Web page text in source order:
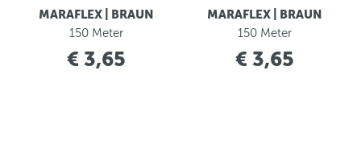
MARAFLEX | BRAUN
150 Meter
€ 3,65
MARAFLEX | BRAUN
150 Meter
€ 3,65